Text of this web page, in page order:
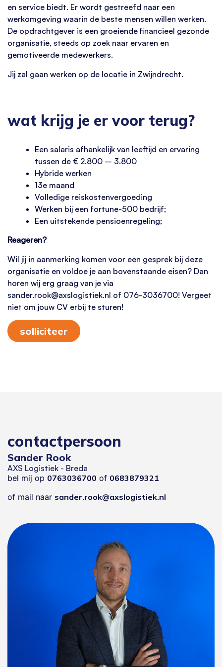
en service biedt. Er wordt gestreefd naar een
werkomgeving waarin de beste mensen willen werken.
De opdrachtgever is een groeiende financieel gezonde
organisatie, steeds op zoek naar ervaren en
gemotiveerde medewerkers.
Jij zal gaan werken op de locatie in Zwijndrecht.
wat krijg je er voor terug?
Een salaris afhankelijk van leeftijd en ervaring
tussen de € 2.800 – 3.800
Hybride werken
13e maand
Volledige reiskostenvergoeding
Werken bij een fortune-500 bedrijf;
Een uitstekende pensioenregeling;
Reageren?
Wil jij in aanmerking komen voor een gesprek bij deze
organisatie en voldoe je aan bovenstaande eisen? Dan
horen wij erg graag van je via
sander.rook@axslogistiek.nl of 076-3036700! Vergeet
niet om jouw CV erbij te sturen!
solliciteer
contactpersoon
Sander Rook
AXS Logistiek - Breda
bel mij op 0763036700 of 0683879321
of mail naar sander.rook@axslogistiek.nl